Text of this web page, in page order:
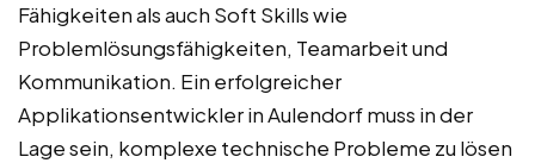
Fähigkeiten als auch Soft Skills wie
Problemlösungsfähigkeiten, Teamarbeit und
Kommunikation. Ein erfolgreicher
Applikationsentwickler in Aulendorf muss in der
Lage sein, komplexe technische Probleme zu lösen